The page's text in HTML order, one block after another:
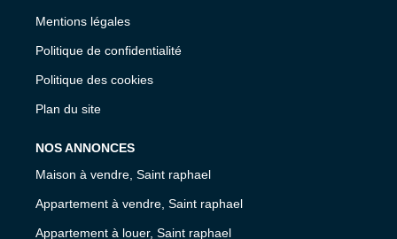
Mentions légales
Politique de confidentialité
Politique des cookies
Plan du site
NOS ANNONCES
Maison à vendre, Saint raphael
Appartement à vendre, Saint raphael
Appartement à louer, Saint raphael